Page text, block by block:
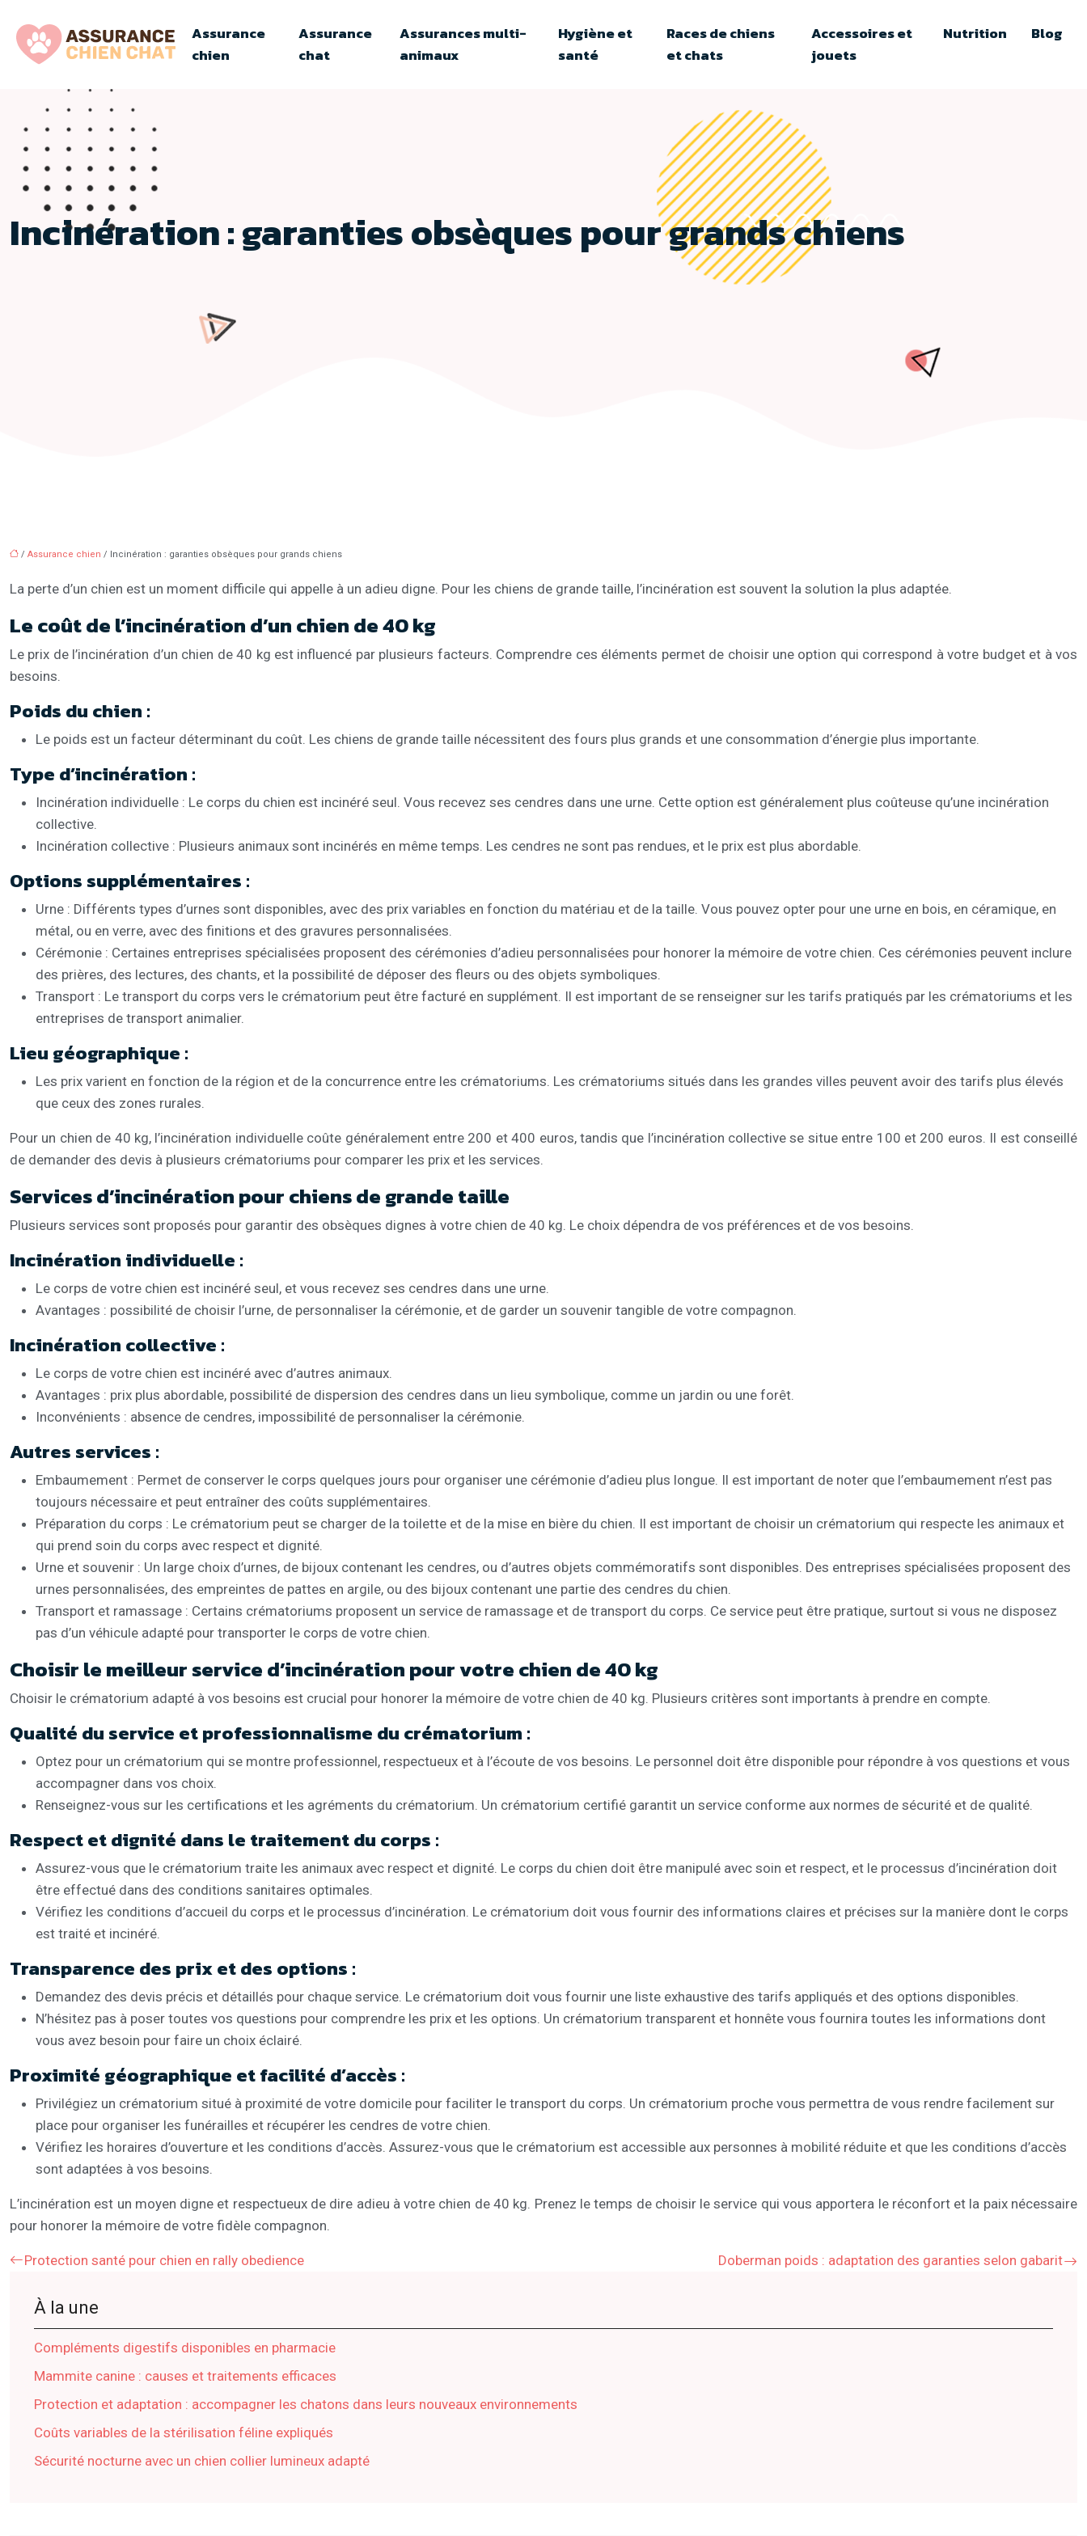
Assurance
chien
Assurance
chat
Assurances multi-
animaux
Hygiène et
santé
Races de chiens
et chats
Accessoires et
jouets
Nutrition Blog
Incinération : garanties obsèques pour grands chiens
/ Assurance chien / Incinération : garanties obsèques pour grands chiens
La perte d’un chien est un moment difficile qui appelle à un adieu digne. Pour les chiens de grande taille, l’incinération est souvent la solution la plus adaptée.
Le coût de l’incinération d’un chien de 40 kg
Le prix de l’incinération d’un chien de 40 kg est influencé par plusieurs facteurs. Comprendre ces éléments permet de choisir une option qui correspond à votre budget et à vos
besoins.
Poids du chien :
Le poids est un facteur déterminant du coût. Les chiens de grande taille nécessitent des fours plus grands et une consommation d’énergie plus importante.
Type d’incinération :
Incinération individuelle : Le corps du chien est incinéré seul. Vous recevez ses cendres dans une urne. Cette option est généralement plus coûteuse qu’une incinération
collective.
Incinération collective : Plusieurs animaux sont incinérés en même temps. Les cendres ne sont pas rendues, et le prix est plus abordable.
Options supplémentaires :
Urne : Différents types d’urnes sont disponibles, avec des prix variables en fonction du matériau et de la taille. Vous pouvez opter pour une urne en bois, en céramique, en
métal, ou en verre, avec des finitions et des gravures personnalisées.
Cérémonie : Certaines entreprises spécialisées proposent des cérémonies d’adieu personnalisées pour honorer la mémoire de votre chien. Ces cérémonies peuvent inclure
des prières, des lectures, des chants, et la possibilité de déposer des fleurs ou des objets symboliques.
Transport : Le transport du corps vers le crématorium peut être facturé en supplément. Il est important de se renseigner sur les tarifs pratiqués par les crématoriums et les
entreprises de transport animalier.
Lieu géographique :
Les prix varient en fonction de la région et de la concurrence entre les crématoriums. Les crématoriums situés dans les grandes villes peuvent avoir des tarifs plus élevés
que ceux des zones rurales.
Pour un chien de 40 kg, l’incinération individuelle coûte généralement entre 200 et 400 euros, tandis que l’incinération collective se situe entre 100 et 200 euros. Il est conseillé
de demander des devis à plusieurs crématoriums pour comparer les prix et les services.
Services d’incinération pour chiens de grande taille
Plusieurs services sont proposés pour garantir des obsèques dignes à votre chien de 40 kg. Le choix dépendra de vos préférences et de vos besoins.
Incinération individuelle :
Le corps de votre chien est incinéré seul, et vous recevez ses cendres dans une urne.
Avantages : possibilité de choisir l’urne, de personnaliser la cérémonie, et de garder un souvenir tangible de votre compagnon.
Incinération collective :
Le corps de votre chien est incinéré avec d’autres animaux.
Avantages : prix plus abordable, possibilité de dispersion des cendres dans un lieu symbolique, comme un jardin ou une forêt.
Inconvénients : absence de cendres, impossibilité de personnaliser la cérémonie.
Autres services :
Embaumement : Permet de conserver le corps quelques jours pour organiser une cérémonie d’adieu plus longue. Il est important de noter que l’embaumement n’est pas
toujours nécessaire et peut entraîner des coûts supplémentaires.
Préparation du corps : Le crématorium peut se charger de la toilette et de la mise en bière du chien. Il est important de choisir un crématorium qui respecte les animaux et
qui prend soin du corps avec respect et dignité.
Urne et souvenir : Un large choix d’urnes, de bijoux contenant les cendres, ou d’autres objets commémoratifs sont disponibles. Des entreprises spécialisées proposent des
urnes personnalisées, des empreintes de pattes en argile, ou des bijoux contenant une partie des cendres du chien.
Transport et ramassage : Certains crématoriums proposent un service de ramassage et de transport du corps. Ce service peut être pratique, surtout si vous ne disposez
pas d’un véhicule adapté pour transporter le corps de votre chien.
Choisir le meilleur service d’incinération pour votre chien de 40 kg
Choisir le crématorium adapté à vos besoins est crucial pour honorer la mémoire de votre chien de 40 kg. Plusieurs critères sont importants à prendre en compte.
Qualité du service et professionnalisme du crématorium :
Optez pour un crématorium qui se montre professionnel, respectueux et à l’écoute de vos besoins. Le personnel doit être disponible pour répondre à vos questions et vous
accompagner dans vos choix.
Renseignez-vous sur les certifications et les agréments du crématorium. Un crématorium certifié garantit un service conforme aux normes de sécurité et de qualité.
Respect et dignité dans le traitement du corps :
Assurez-vous que le crématorium traite les animaux avec respect et dignité. Le corps du chien doit être manipulé avec soin et respect, et le processus d’incinération doit
être effectué dans des conditions sanitaires optimales.
Vérifiez les conditions d’accueil du corps et le processus d’incinération. Le crématorium doit vous fournir des informations claires et précises sur la manière dont le corps
est traité et incinéré.
Transparence des prix et des options :
Demandez des devis précis et détaillés pour chaque service. Le crématorium doit vous fournir une liste exhaustive des tarifs appliqués et des options disponibles.
N’hésitez pas à poser toutes vos questions pour comprendre les prix et les options. Un crématorium transparent et honnête vous fournira toutes les informations dont
vous avez besoin pour faire un choix éclairé.
Proximité géographique et facilité d’accès :
Privilégiez un crématorium situé à proximité de votre domicile pour faciliter le transport du corps. Un crématorium proche vous permettra de vous rendre facilement sur
place pour organiser les funérailles et récupérer les cendres de votre chien.
Vérifiez les horaires d’ouverture et les conditions d’accès. Assurez-vous que le crématorium est accessible aux personnes à mobilité réduite et que les conditions d’accès
sont adaptées à vos besoins.
L’incinération est un moyen digne et respectueux de dire adieu à votre chien de 40 kg. Prenez le temps de choisir le service qui vous apportera le réconfort et la paix nécessaire
pour honorer la mémoire de votre fidèle compagnon.
Protection santé pour chien en rally obedience Doberman poids : adaptation des garanties selon gabarit
À la une
Compléments digestifs disponibles en pharmacie
Mammite canine : causes et traitements efficaces
Protection et adaptation : accompagner les chatons dans leurs nouveaux environnements
Coûts variables de la stérilisation féline expliqués
Sécurité nocturne avec un chien collier lumineux adapté